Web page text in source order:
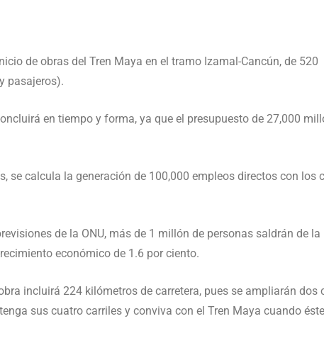
de obras del Tren Maya en el tramo Izamal-Cancún, de 520
pasajeros).
en tiempo y forma, ya que el presupuesto de 27,000
se calcula la generación de 100,000 empleos directos con los
de la ONU, más de 1 millón de personas saldrán de la
económico de 1.6 por ciento.
incluirá 224 kilómetros de carretera, pues se ampliarán dos
sus cuatro carriles y conviva con el Tren Maya cuando